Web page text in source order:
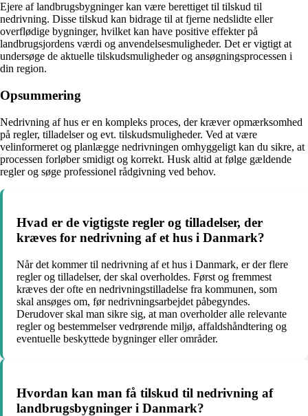
Ejere af landbrugsbygninger kan være berettiget til tilskud til
nedrivning. Disse tilskud kan bidrage til at fjerne nedslidte eller
overflødige bygninger, hvilket kan have positive effekter på
landbrugsjordens værdi og anvendelsesmuligheder. Det er vigtigt at
undersøge de aktuelle tilskudsmuligheder og ansøgningsprocessen i
din region.
Opsummering
Nedrivning af hus er en kompleks proces, der kræver opmærksomhed
på regler, tilladelser og evt. tilskudsmuligheder. Ved at være
velinformeret og planlægge nedrivningen omhyggeligt kan du sikre, at
processen forløber smidigt og korrekt. Husk altid at følge gældende
regler og søge professionel rådgivning ved behov.
Hvad er de vigtigste regler og tilladelser, der
kræves for nedrivning af et hus i Danmark?
Når det kommer til nedrivning af et hus i Danmark, er der flere
regler og tilladelser, der skal overholdes. Først og fremmest
kræves der ofte en nedrivningstilladelse fra kommunen, som
skal ansøges om, før nedrivningsarbejdet påbegyndes.
Derudover skal man sikre sig, at man overholder alle relevante
regler og bestemmelser vedrørende miljø, affaldshåndtering og
eventuelle beskyttede bygninger eller områder.
Hvordan kan man få tilskud til nedrivning af
landbrugsbygninger i Danmark?